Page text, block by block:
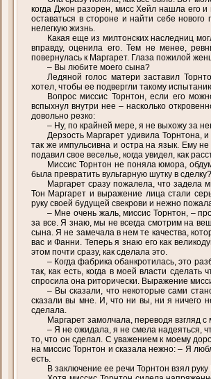
когда Джон разорен, мисс Хейл нашла его и
оставаться в стороне и найти себе
нелегкую жизнь.
Какая еще из милтонских наследниц
вправду, оценила его. Тем не менее,
повернулась к Маргарет. Глаза пожилой
– Вы любите моего сына?
Ледяной голос матери заставил
хотел, чтобы ее подвергли такому
Вопрос миссис Торнтон, если его
вспыхнул внутри нее – насколько
довольно резко:
– Ну, по крайней мере, я не выхожу за
Дерзость Маргарет удивила Торнтона,
так же импульсивна и остра на язык. Ему
подавил свое веселье, когда увидел, как
Миссис Торнтон не поняла юмора,
была превратить вульгарную шутку в сделку?
Маргарет сразу пожалела, что задела
Тон Маргарет и выражение лица стали
руку своей будущей свекрови и нежно
– Мне очень жаль, миссис Торнтон, –
за все. Я знаю, мы не всегда смотрим на
сына. Я не замечала в нем те качества,
вас и Фанни. Теперь я знаю его как
этом почти сразу, как сделала это.
– Когда фабрика обанкротилась, это
так, как есть, когда в моей власти
спросила она риторически. Выражение
– Вы сказали, что некоторые сами
сказали вы мне. И, что ни вы, ни я ничего
сделала.
Маргарет замолчала, переводя взгляд
– Я не ожидала, я не смела надеяться,
то, что он сделал. С уважением к моему
на миссис Торнтон и сказала нежно: – Я
есть.
В заключение ее речи Торнтон взял